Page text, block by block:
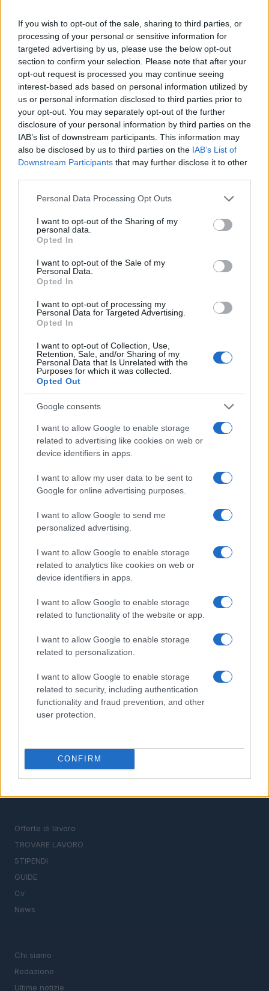
If you wish to opt-out of the sale, sharing to third parties, or
processing of your personal or sensitive information for
targeted advertising by us, please use the below opt-out
section to confirm your selection. Please note that after your
opt-out request is processed you may continue seeing
interest-based ads based on personal information utilized by
us or personal information disclosed to third parties prior to
your opt-out. You may separately opt-out of the further
disclosure of your personal information by third parties on the
IAB’s list of downstream participants. This information may
also be disclosed by us to third parties on the IAB’s List of
Downstream Participants that may further disclose it to other
Please note that this website/app uses one or more Google
not limited to your visit or usage behaviour. You may click to
grant or deny consent to Google and its third-party tags to
use your data for below specified purposes in below Google
consent section.
Personal Data Processing Opt Outs
I want to opt-out of the Sharing of my
personal data.
Opted In
I want to opt-out of the Sale of my
Personal Data.
Opted In
I want to opt-out of processing my
Personal Data for Targeted Advertising.
Opted In
I want to opt-out of Collection, Use,
Retention, Sale, and/or Sharing of my
Personal Data that Is Unrelated with the
Purposes for which it was collected.
Opted Out
Google consents
I want to allow Google to enable storage
related to advertising like cookies on web or
device identifiers in apps.
I want to allow my user data to be sent to
Google for online advertising purposes.
I want to allow Google to send me
personalized advertising.
I want to allow Google to enable storage
related to analytics like cookies on web or
device identifiers in apps.
I want to allow Google to enable storage
related to functionality of the website or app.
I want to allow Google to enable storage
related to personalization.
I want to allow Google to enable storage
related to security, including authentication
functionality and fraud prevention, and other
user protection.
CONFIRM
posizioni disponibili
Edoardo Marchesi · 5 Ago 2026
OFFERTE DI LAVORO
Lavoro in Puglia e Lombardia: scopri le ultime offerte
e i settori in crescita
Lavoro nel mondo dell’arte e della cultura: le ultime
Business Analysis CRM rif 20042
FiberCop avvia la posa della rete in fibra ottica a
Montechiarugolo: tutti i dettagli
positivi
settori in crescita
Il portale del lavoro e della carriera. Offerte di lavoro,
stipendi, guide pratiche per trovare un'occupazione,
Offerte di lavoro
TROVARE LAVORO
STIPENDI
GUIDE
Cv
News
Chi siamo
Redazione
Ultime notizie